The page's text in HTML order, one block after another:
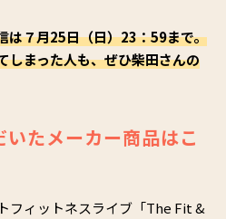
は７月25日（日）23：59まで。
しまった人も、ぜひ柴田さんの
たメーカー商品はこ
フィットネスライブ「The Fit &